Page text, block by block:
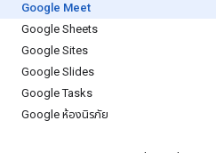
Google Meet
Google Sheets
Google Sites
Google Slides
Google Tasks
Google ห้องนิรภัย